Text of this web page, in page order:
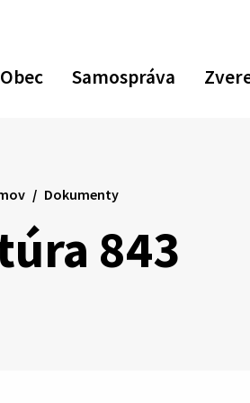
Obec Samospráva
843
Dokumenty